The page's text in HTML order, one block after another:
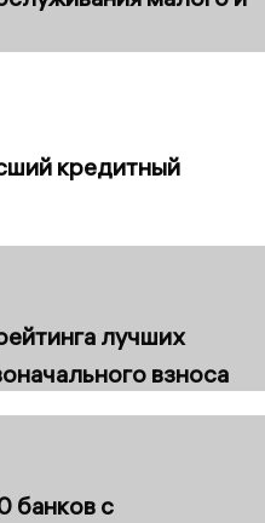
кредитный
лучших
взноса
банков с